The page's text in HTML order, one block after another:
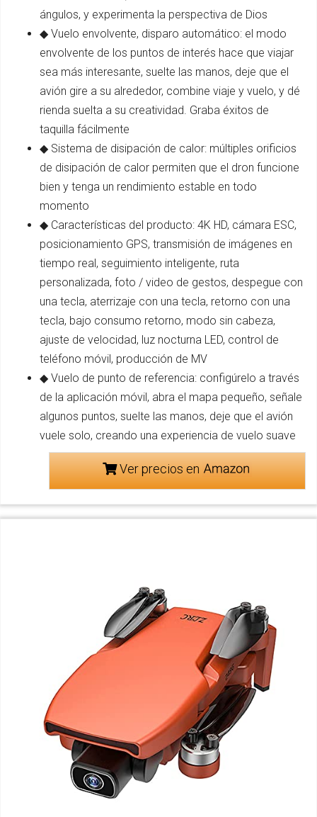
ángulos, y experimenta la perspectiva de Dios
◆ Vuelo envolvente, disparo automático: el modo
envolvente de los puntos de interés hace que viajar
sea más interesante, suelte las manos, deje que el
avión gire a su alrededor, combine viaje y vuelo, y dé
rienda suelta a su creatividad. Graba éxitos de
taquilla fácilmente
◆ Sistema de disipación de calor: múltiples orificios
de disipación de calor permiten que el dron funcione
bien y tenga un rendimiento estable en todo
momento
◆ Características del producto: 4K HD, cámara ESC,
posicionamiento GPS, transmisión de imágenes en
tiempo real, seguimiento inteligente, ruta
personalizada, foto / video de gestos, despegue con
una tecla, aterrizaje con una tecla, retorno con una
tecla, bajo consumo retorno, modo sin cabeza,
ajuste de velocidad, luz nocturna LED, control de
teléfono móvil, producción de MV
◆ Vuelo de punto de referencia: configúrelo a través
de la aplicación móvil, abra el mapa pequeño, señale
algunos puntos, suelte las manos, deje que el avión
vuele solo, creando una experiencia de vuelo suave
Ver precios en